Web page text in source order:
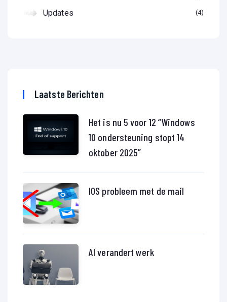
Updates 4
Laatste Berichten
Het is nu 5 voor 12 “Windows
10 ondersteuning stopt 14
oktober 2025”
IOS probleem met de mail
AI verandert werk